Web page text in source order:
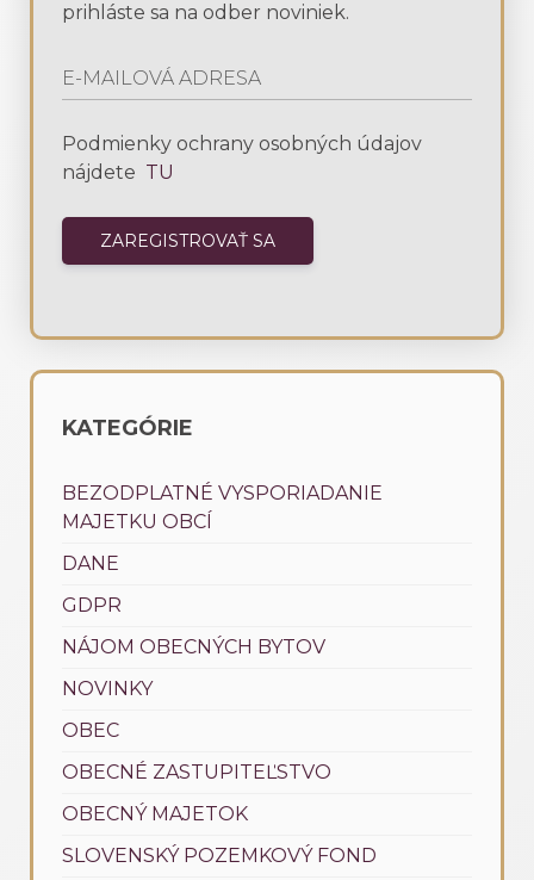
prihláste sa na odber noviniek.
Podmienky ochrany osobných údajov
nájdete TU
KATEGÓRIE
BEZODPLATNÉ VYSPORIADANIE
MAJETKU OBCÍ
DANE
GDPR
NÁJOM OBECNÝCH BYTOV
NOVINKY
OBEC
OBECNÉ ZASTUPITEĽSTVO
OBECNÝ MAJETOK
SLOVENSKÝ POZEMKOVÝ FOND